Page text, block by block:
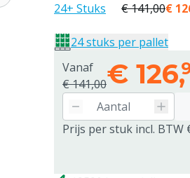
Vanaf
€ 141,00€ 126,
Prijs per stuk incl. BTW
24+ Stuks
€ 141,00€
24 stuks per pallet